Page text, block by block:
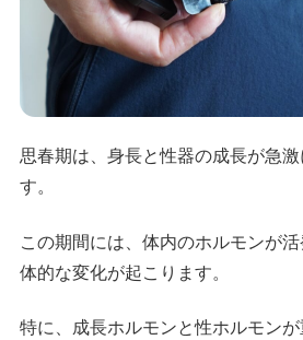
思春期は、身長と性器の成長が急
す。
この期間には、体内のホルモンが
体的な変化が起こります。
特に、成長ホルモンと性ホルモン